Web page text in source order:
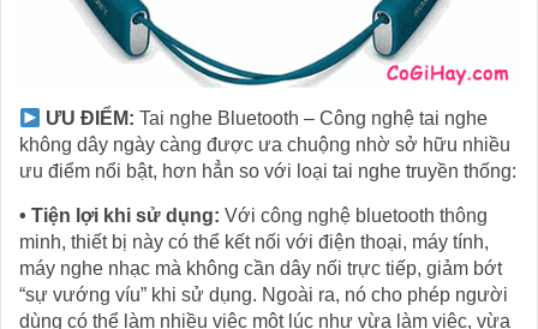
ƯU ĐIỂM:Tai nghe Bluetooth – Công nghệ tai nghe
không dây ngày càng được ưa chuộng nhờ sở hữu nhiều
ưu điểm nổi bật, hơn hẳn so với loại tai nghe truyền thống:
• Tiện lợi khi sử dụng: Với công nghệ bluetooth thông
minh, thiết bị này có thể kết nối với điện thoại, máy tính,
máy nghe nhạc mà không cần dây nối trực tiếp, giảm bớt
“sự vướng víu” khi sử dụng. Ngoài ra, nó cho phép người
dùng có thể làm nhiều việc một lúc như vừa làm việc, vừa